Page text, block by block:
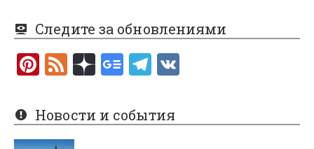
Следите за обновлениями
Pi
er
es
F
e
d
Новости и события